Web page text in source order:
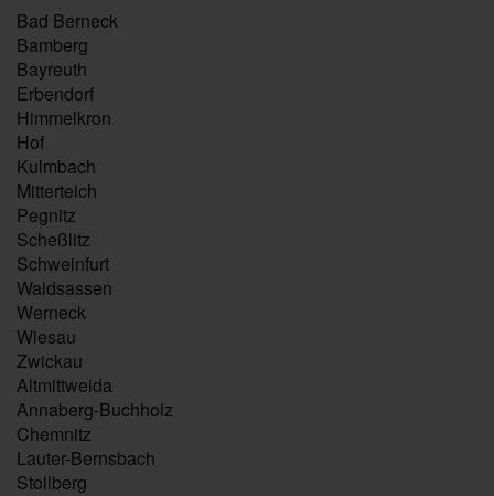
Bad Berneck
Bamberg
Bayreuth
Erbendorf
Himmelkron
Hof
Kulmbach
Mitterteich
Pegnitz
Scheßlitz
Schweinfurt
Waldsassen
Werneck
Wiesau
Zwickau
Altmittweida
Annaberg-Buchholz
Chemnitz
Lauter-Bernsbach
Stollberg